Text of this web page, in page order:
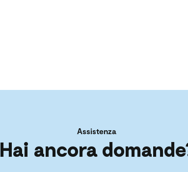
Assistenza
Hai ancora